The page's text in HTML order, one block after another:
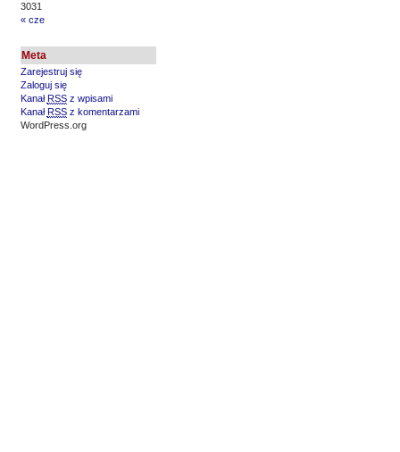
« cze
3031
Meta
Zarejestruj się
Zaloguj się
Kanał RSSz wpisami
Kanał RSSz komentarzami
WordPress.org